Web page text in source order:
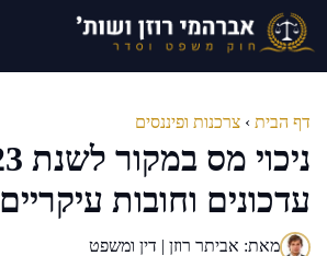
לדלג
לתוכן
דף הבית › צרכנות ופיננסים
עדכונים וחובות עיקריים
מאת: אביתר רוזן | דין ומשפט